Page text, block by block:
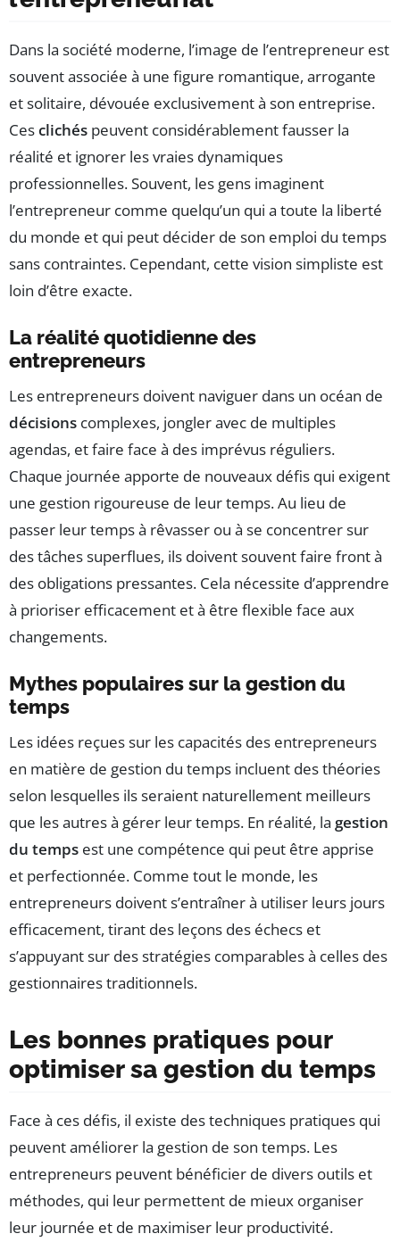
Dans la société moderne, l’image de l’entrepreneur est
souvent associée à une figure romantique, arrogante
et solitaire, dévouée exclusivement à son entreprise.
Cesclichés peuvent considérablement fausser la
réalité et ignorer les vraies dynamiques
professionnelles. Souvent, les gens imaginent
l’entrepreneur comme quelqu’un qui a toute la liberté
du monde et qui peut décider de son emploi du temps
sans contraintes. Cependant, cette vision simpliste est
loin d’être exacte.
La réalité quotidienne des
entrepreneurs
Les entrepreneurs doivent naviguer dans un océan de
décisions complexes, jongler avec de multiples
agendas, et faire face à des imprévus réguliers.
Chaque journée apporte de nouveaux défis qui exigent
une gestion rigoureuse de leur temps. Au lieu de
passer leur temps à rêvasser ou à se concentrer sur
des tâches superflues, ils doivent souvent faire front à
des obligations pressantes. Cela nécessite d’apprendre
à prioriser efficacement et à être flexible face aux
changements.
Mythes populaires sur la gestion du
temps
Les idées reçues sur les capacités des entrepreneurs
en matière de gestion du temps incluent des théories
selon lesquelles ils seraient naturellement meilleurs
que les autres à gérer leur temps. En réalité, la gestion
du temps est une compétence qui peut être apprise
et perfectionnée. Comme tout le monde, les
entrepreneurs doivent s’entraîner à utiliser leurs jours
efficacement, tirant des leçons des échecs et
s’appuyant sur des stratégies comparables à celles des
gestionnaires traditionnels.
Les bonnes pratiques pour
optimiser sa gestion du temps
Face à ces défis, il existe des techniques pratiques qui
peuvent améliorer la gestion de son temps. Les
entrepreneurs peuvent bénéficier de divers outils et
méthodes, qui leur permettent de mieux organiser
leur journée et de maximiser leur productivité.